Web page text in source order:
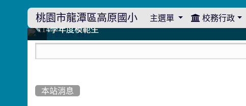
桃園市龍潭區高原國小 主選單 校務行政
114學年度模範生
114學年度模範生
高原110 追夢向前行
高原110 追夢向前行
橄欖樹群
橄欖樹群
:::
本站消息